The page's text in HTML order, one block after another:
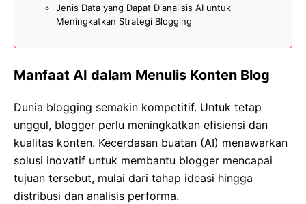
Jenis Data yang Dapat Dianalisis AI untuk
Meningkatkan Strategi Blogging
Manfaat AI dalam Menulis Konten Blog
Dunia blogging semakin kompetitif. Untuk tetap
unggul, blogger perlu meningkatkan efisiensi dan
kualitas konten. Kecerdasan buatan (AI) menawarkan
solusi inovatif untuk membantu blogger mencapai
tujuan tersebut, mulai dari tahap ideasi hingga
distribusi dan analisis performa.